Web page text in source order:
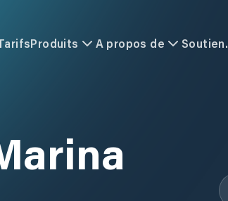
Produits A propos de Soutien.